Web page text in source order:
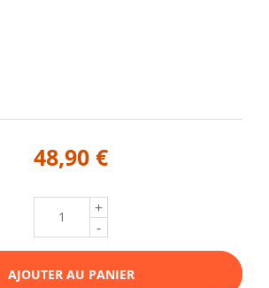
48,90 €
+
-
AJOUTER AU PANIER